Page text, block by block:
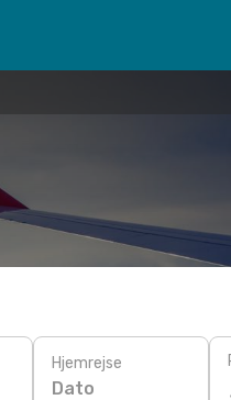
Hjemrejse
Dato